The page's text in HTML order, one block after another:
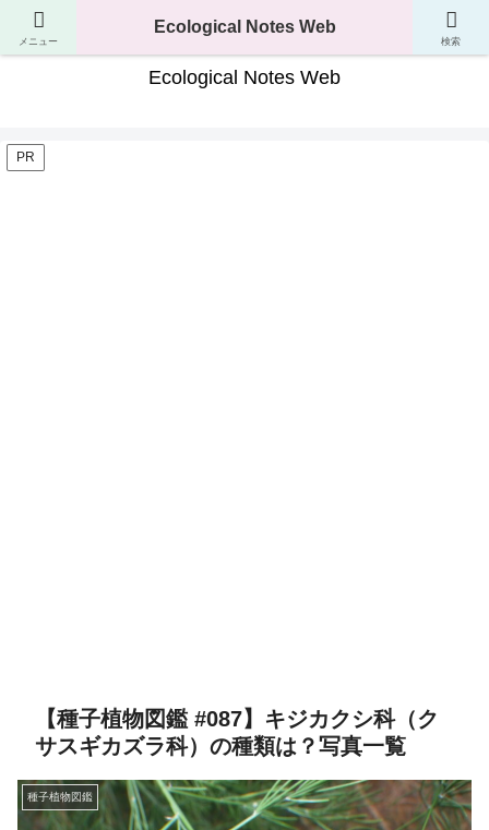
生き物の分類・生態・進化が分かるサイト
Ecological Notes Web
PR
【種子植物図鑑 #087】キジカクシ科（ク
サスギカズラ科）の種類は？写真一覧
種子植物図鑑
メニュー
Ecological Notes Web
検索